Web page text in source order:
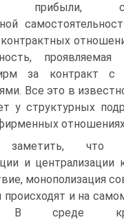
прибыли,
за контракт с
Все это в
у структурных
заметить, что
и централизации
монополизация
происходят и на
В среде